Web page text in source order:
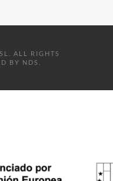
ALL RIGHTS
BY NDS